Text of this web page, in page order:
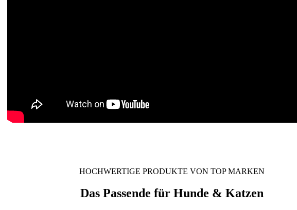
HOCHWERTIGE PRODUKTE VON TOP MARKEN
Das Passende für Hunde & Katzen